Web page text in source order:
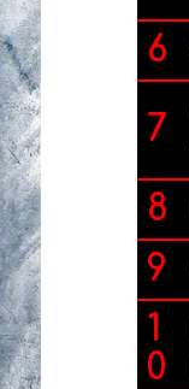
6
7
8
9
1
0